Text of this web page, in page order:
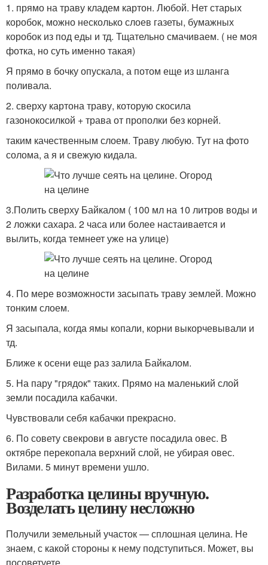
1. прямо на траву кладем картон. Любой. Нет старых
коробок, можно несколько слоев газеты, бумажных
коробок из под еды и тд. Тщательно смачиваем. ( не моя
фотка, но суть именно такая)
Я прямо в бочку опускала, а потом еще из шланга
поливала.
2. сверху картона траву, которую скосила
газонокосилкой + трава от прополки без корней.
таким качественным слоем. Траву любую. Тут на фото
солома, а я и свежую кидала.
3.Полить сверху Байкалом ( 100 мл на 10 литров воды и
2 ложки сахара. 2 часа или более настаивается и
вылить, когда темнеет уже на улице)
4. По мере возможности засыпать траву землей. Можно
тонким слоем.
Я засыпала, когда ямы копали, корни выкорчевывали и
тд.
Ближе к осени еще раз залила Байкалом.
5. На пару "грядок" таких. Прямо на маленький слой
земли посадила кабачки.
Чувствовали себя кабачки прекрасно.
6. По совету свекрови в августе посадила овес. В
октябре перекопала верхний слой, не убирая овес.
Вилами. 5 минут времени ушло.
Разработка целины вручную.
Возделать целину несложно
Получили земельный участок — сплошная целина. Не
знаем, с какой стороны к нему подступиться. Может, вы